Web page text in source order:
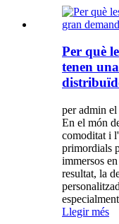
Per què
tenen
per admin
En el món
comoditat i
primordials
immersos
resultat, la
Llegir més